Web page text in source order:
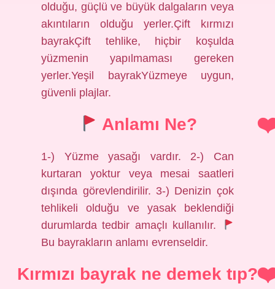
olduğu, güçlü ve büyük dalgaların veya
akıntıların olduğu yerler.Çift kırmızı
bayrakÇift tehlike, hiçbir koşulda
yüzmenin yapılmaması gereken
yerler.Yeşil bayrakYüzmeye uygun,
güvenli plajlar.
Anlamı Ne?
1-) Yüzme yasağı vardır. 2-) Can
kurtaran yoktur veya mesai saatleri
dışında görevlendirilir. 3-) Denizin çok
tehlikeli olduğu ve yasak beklendiği
durumlarda tedbir amaçlı kullanılır.
Bu bayrakların anlamı evrenseldir.
Kırmızı bayrak ne demek tıp?